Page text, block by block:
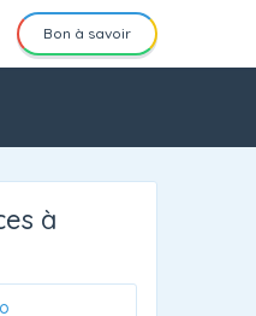
Bon à savoir
à